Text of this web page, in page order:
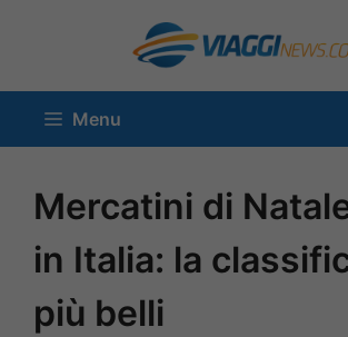
contenuto
Menu
Mercatini di
in Italia: la
più belli